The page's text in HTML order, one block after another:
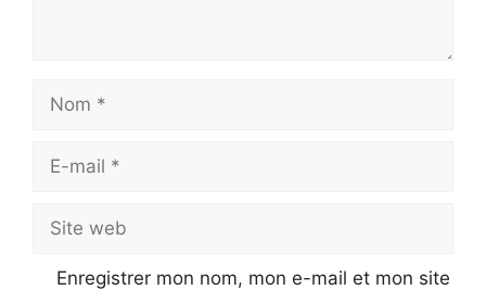
mail
web
Enregistrer mon nom, mon e-mail et mon site